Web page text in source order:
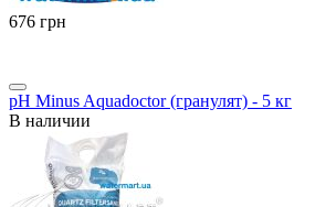
‍676‍ грн
pH Minus Aquadoctor (гранулят) - 5 кг
В наличии